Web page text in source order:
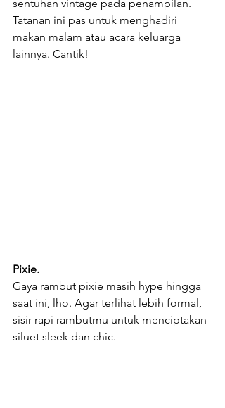
sentuhan vintage pada penampilan.
Tatanan ini pas untuk menghadiri
makan malam atau acara keluarga
lainnya. Cantik!
Pixie.
Gaya rambut pixie masih hype hingga
saat ini, lho. Agar terlihat lebih formal,
sisir rapi rambutmu untuk menciptakan
siluet sleek dan chic.